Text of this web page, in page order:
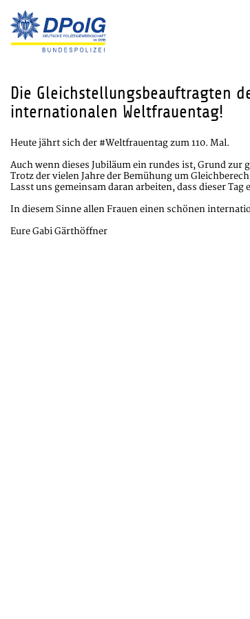
Die Gleichstellungsbeauftragten
internationalen Weltfrauentag!
Heute jährt sich der #Weltfrauentag zum 110. Mal.
Auch wenn dieses Jubiläum ein rundes ist, Grund zur
Trotz der vielen Jahre der Bemühung um
Lasst uns gemeinsam daran arbeiten, dass dieser
In diesem Sinne allen Frauen einen schönen
Eure Gabi Gärthöffner